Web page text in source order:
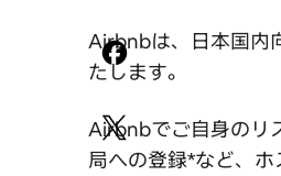
Airbnbは、日本国内
たします。
Airbnbでご自身のリ
局への登録*など、